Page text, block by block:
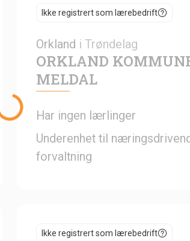
Ikke registrert som lærebedrift
Orkland i Trøndelag
ORKLAND
MELDAL
Har ingen lærlinger
Underenhet til
forvaltning
Ikke registrert som lærebedrift